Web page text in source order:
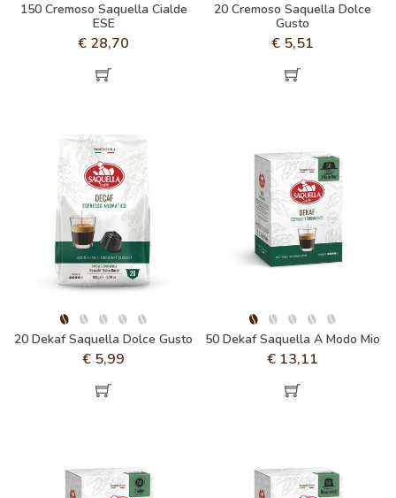
150 Cremoso Saquella Cialde
ESE
€ 28,70
20 Cremoso Saquella Dolce
Gusto
€ 5,51
20 Dekaf Saquella Dolce Gusto
€ 5,99
50 Dekaf Saquella A Modo Mio
€ 13,11